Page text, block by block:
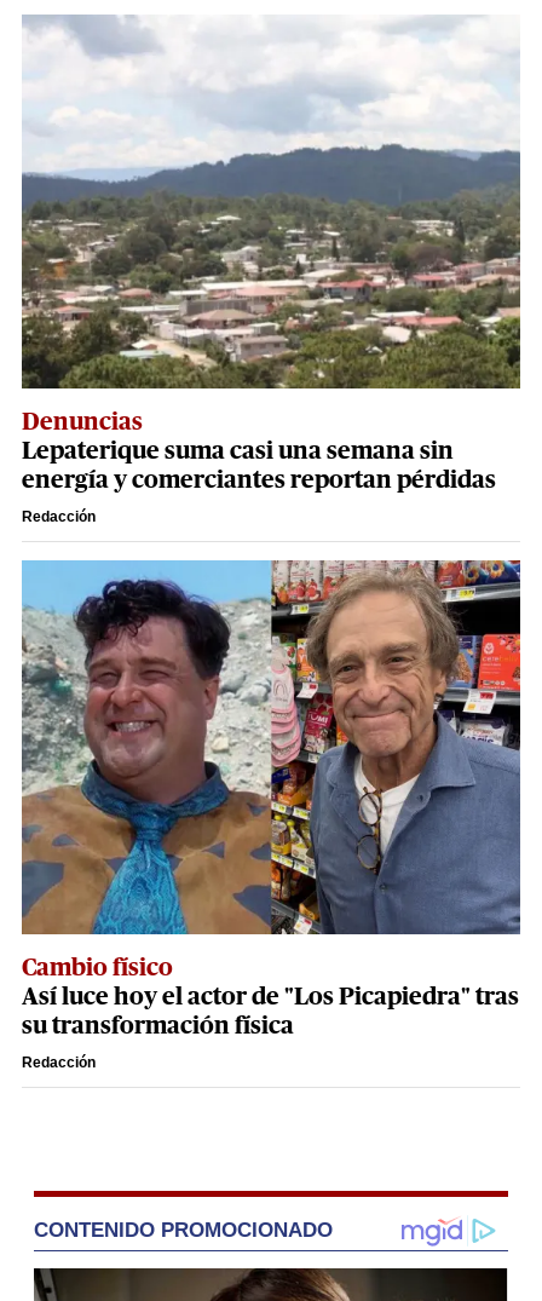
Denuncias
Lepaterique suma casi una semana sin
energía y comerciantes reportan pérdidas
Redacción
Cambio físico
Así luce hoy el actor de "Los Picapiedra" tras
su transformación física
Redacción
CONTENIDO PROMOCIONADO